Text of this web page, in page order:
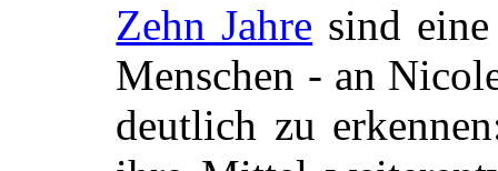
Zehn Jahre sind
Menschen - an
deutlich zu